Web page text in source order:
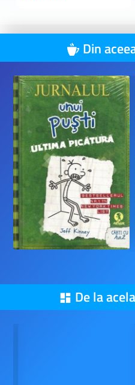
Din
De la